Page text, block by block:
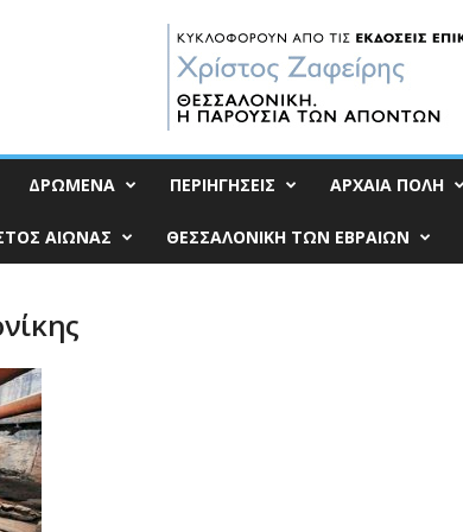
ΔΡΩΜΕΝΑ ΠΕΡΙΗΓΗΣΕΙΣ ΑΡΧΑΙΑ ΠΟΛΗ
ΑΙΩΝΑΣ ΘΕΣΣΑΛΟΝΙΚΗ ΤΩΝ ΕΒΡΑΙΩΝ